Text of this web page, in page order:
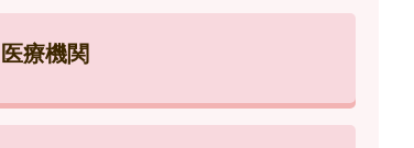
医療機関